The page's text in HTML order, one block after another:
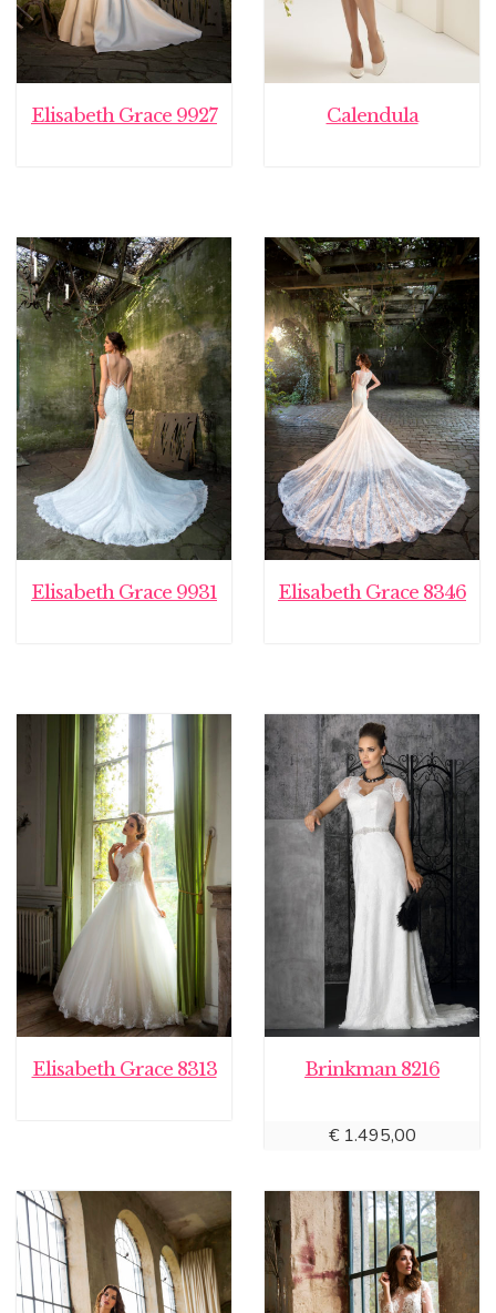
Elisabeth Grace 9927 Calendula
Elisabeth Grace 9931 Elisabeth Grace 8346
Elisabeth Grace 8313 Brinkman 8216
€1.495,00